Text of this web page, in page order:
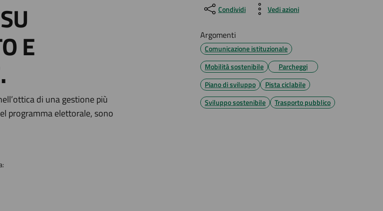
E
di una gestione più
programma elettorale, sono
Condividi Vedi azioni
Argomenti
Comunicazione istituzionale
Mobilità sostenibile
Parcheggi
Piano di sviluppo
Pista ciclabile
Sviluppo sostenibile
Trasporto pubblico